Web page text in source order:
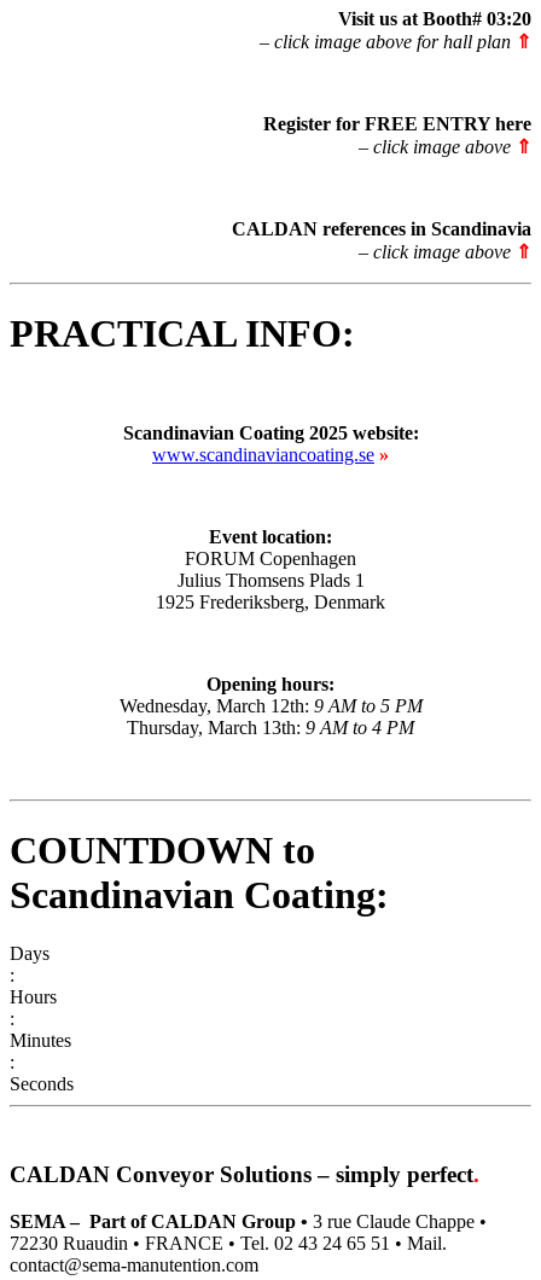
Visit us at Booth# 03:20
– click image above for hall plan ⇑
Register for FREE ENTRYhere
– click image above ⇑
CALDAN references in Scandinavia
– click image above ⇑
PRACTICAL INFO:
Scandinavian Coating 2025 website:
www.scandinaviancoating.se »
Event location:
FORUM Copenhagen
Julius Thomsens Plads 1
1925 Frederiksberg, Denmark
Opening hours:
Wednesday, March 12th: 9 AM to 5 PM
Thursday, March 13th: 9 AM to 4 PM
COUNTDOWN to
Scandinavian Coating:
Days
:
Hours
:
Minutes
:
Seconds
CALDAN Conveyor Solutions– simply perfect.
SEMA – Part of CALDAN Group • 3 rue Claude Chappe •
72230 Ruaudin • FRANCE • Tel. 02 43 24 65 51 • Mail.
contact@sema-manutention.com